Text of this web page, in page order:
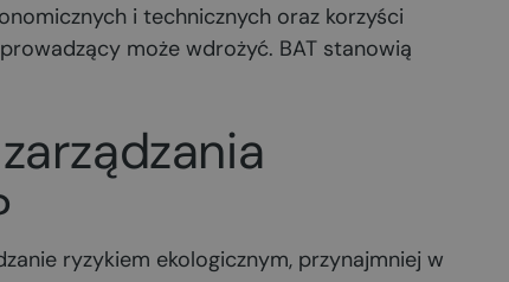
i technicznych oraz korzyści
może wdrożyć. BAT stanowią
ryzykiem ekologicznym, przynajmniej w